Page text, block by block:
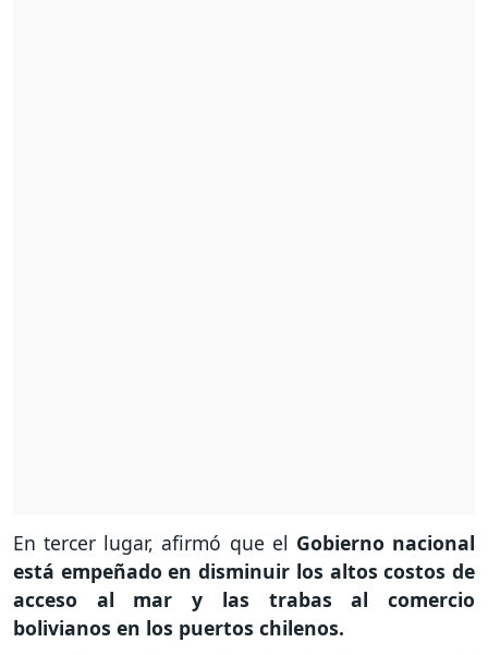
En tercer lugar, afirmó que el Gobierno nacional
está empeñado en disminuir los altos costos de
acceso al mar y las trabas al comercio
bolivianos en los puertos chilenos.